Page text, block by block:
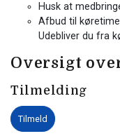
Husk at
Afbud til
Udebliver du fra
Oversigt
Tilmelding
Tilmeld